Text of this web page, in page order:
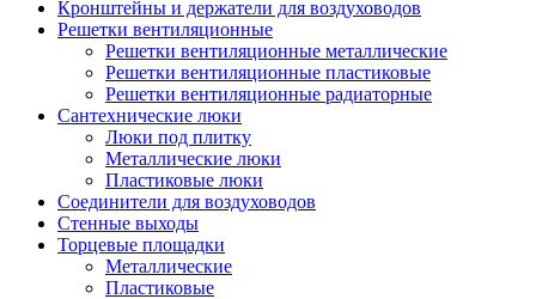
Кронштейны и держатели для воздуховодов
Решетки вентиляционные
Решетки вентиляционные металлические
Решетки вентиляционные пластиковые
Решетки вентиляционные радиаторные
Сантехнические люки
Люки под плитку
Металлические люки
Пластиковые люки
Соединители для воздуховодов
Стенные выходы
Торцевые площадки
Металлические
Пластиковые